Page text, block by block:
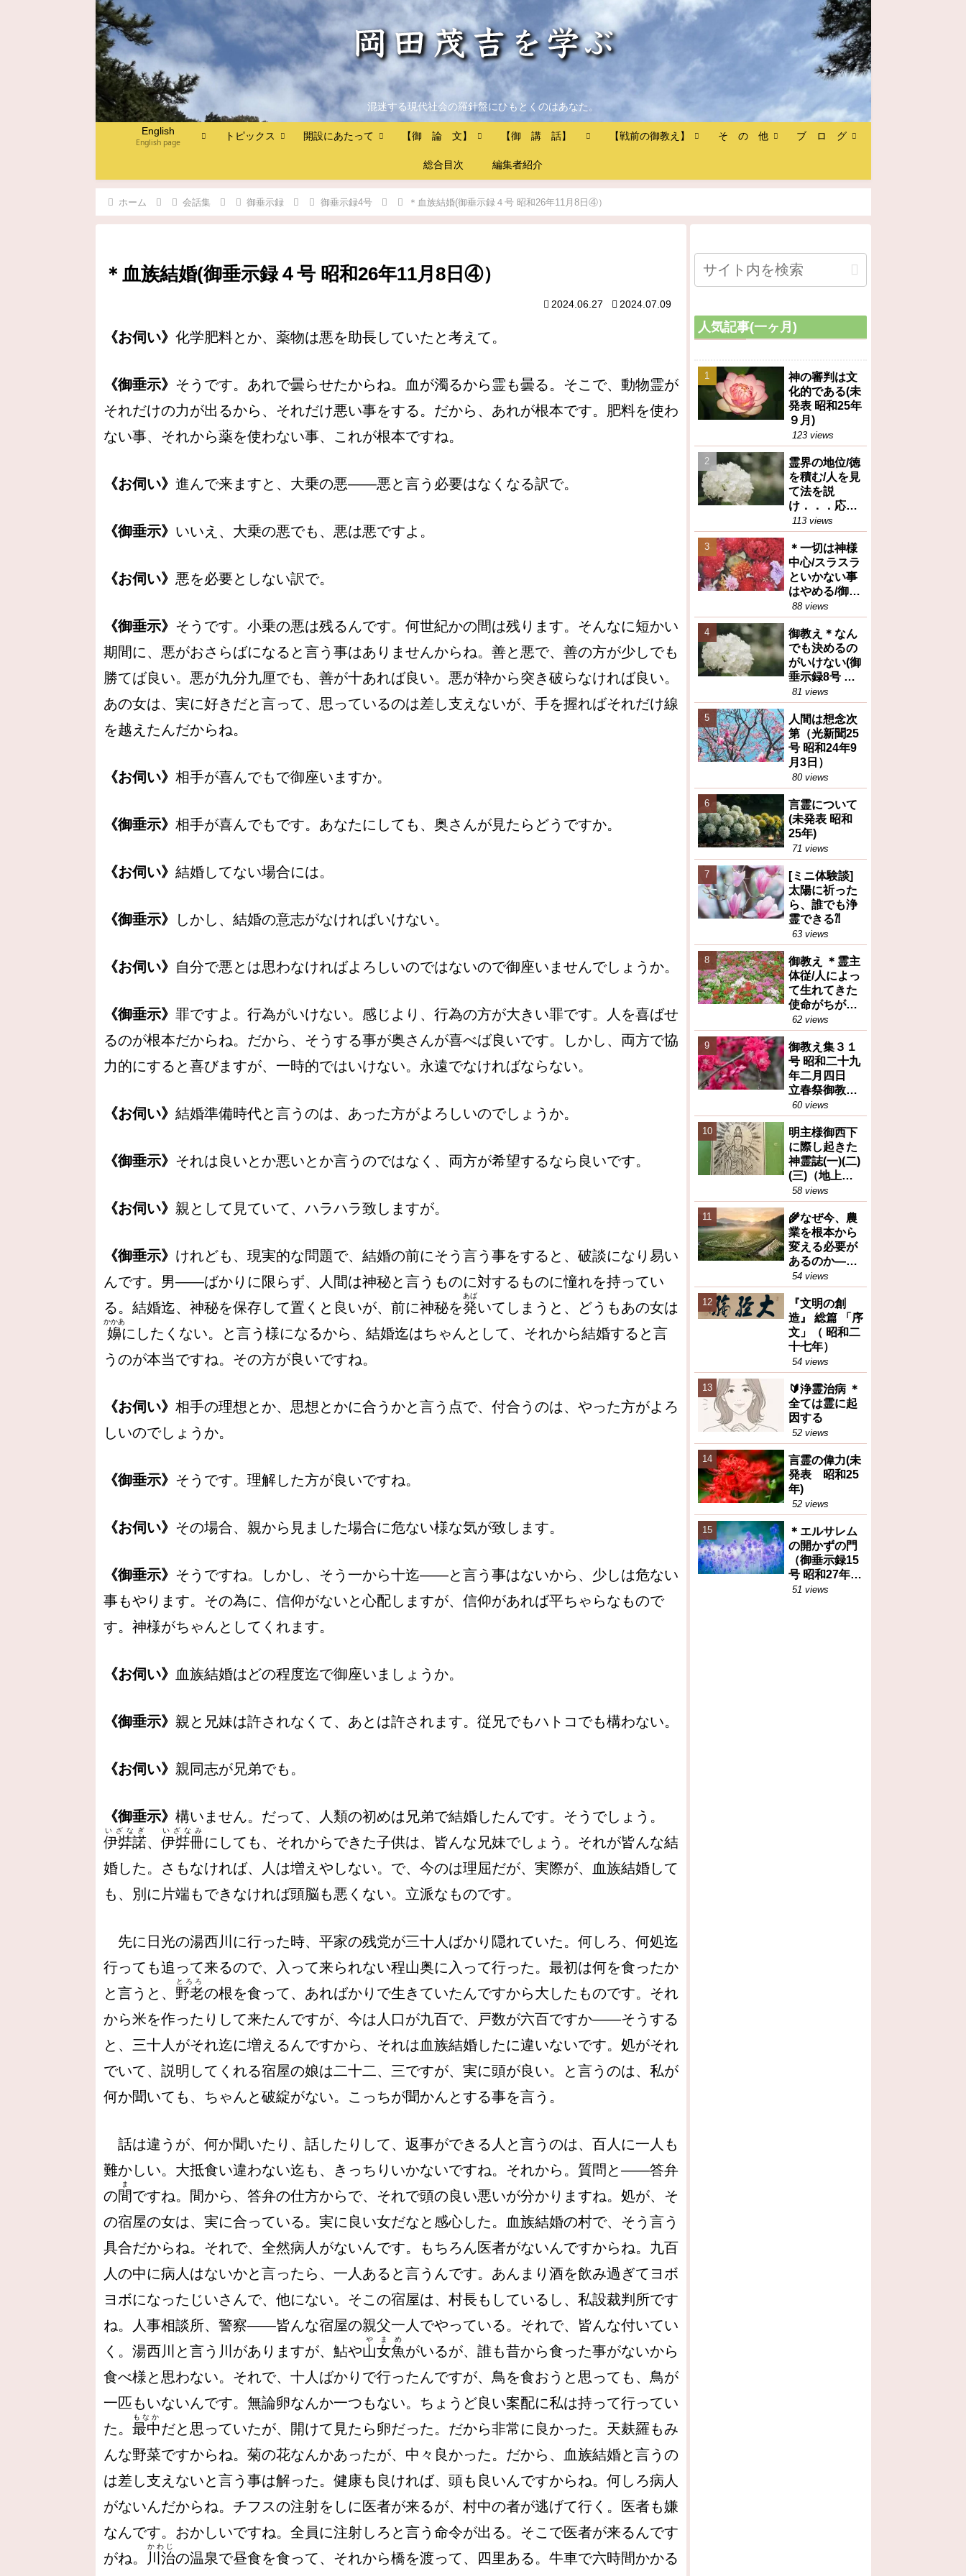
混迷する現代社会の羅針盤にひもとくのはあなた。
English
English page
トピックス 開設にあたって 【御 論 文】 【御 講 話】 【戦前の御教え】 そ の 他 ブ ロ グ
総合目次 編集者紹介
ホーム 会話集 御垂示録 御垂示録4号 ＊血族結婚(御垂示録４号 昭和26年11月8日④）
＊血族結婚(御垂示録４号 昭和26年11月8日④）
2024.06.27 2024.07.09
《お伺い》 化学肥料とか、薬物は悪を助長していたと考えて。
《御垂示》 そうです。あれで曇らせたからね。血が濁るから霊も曇る。そこで、動物霊が
それだけの力が出るから、それだけ悪い事をする。だから、あれが根本です。肥料を使わ
ない事、それから薬を使わない事、これが根本ですね。
《お伺い》 進んで来ますと、大乗の悪――悪と言う必要はなくなる訳で。
《御垂示》 いいえ、大乗の悪でも、悪は悪ですよ。
《お伺い》 悪を必要としない訳で。
《御垂示》 そうです。小乗の悪は残るんです。何世紀かの間は残ります。そんなに短かい
期間に、悪がおさらばになると言う事はありませんからね。善と悪で、善の方が少しでも
勝てば良い。悪が九分九厘でも、善が十あれば良い。悪が枠から突き破らなければ良い。
あの女は、実に好きだと言って、思っているのは差し支えないが、手を握ればそれだけ線
を越えたんだからね。
《お伺い》 相手が喜んでもで御座いますか。
《御垂示》 相手が喜んでもです。あなたにしても、奥さんが見たらどうですか。
《お伺い》 結婚してない場合には。
《御垂示》 しかし、結婚の意志がなければいけない。
《お伺い》 自分で悪とは思わなければよろしいのではないので御座いませんでしょうか。
《御垂示》 罪ですよ。行為がいけない。感じより、行為の方が大きい罪です。人を喜ばせ
るのが根本だからね。だから、そうする事が奥さんが喜べば良いです。しかし、両方で協
力的にすると喜びますが、一時的ではいけない。永遠でなければならない。
《お伺い》 結婚準備時代と言うのは、あった方がよろしいのでしょうか。
《御垂示》 それは良いとか悪いとか言うのではなく、両方が希望するなら良いです。
《お伺い》 親として見ていて、ハラハラ致しますが。
《御垂示》 けれども、現実的な問題で、結婚の前にそう言う事をすると、破談になり易い
んです。男――ばかりに限らず、人間は神秘と言うものに対するものに憧れを持ってい
る。結婚迄、神秘を保存して置くと良いが、前に神秘を発
あば
いてしまうと、どうもあの女は
嬶
かかあ
にしたくない。と言う様になるから、結婚迄はちゃんとして、それから結婚すると言
うのが本当ですね。その方が良いですね。
《お伺い》 相手の理想とか、思想とかに合うかと言う点で、付合うのは、やった方がよろ
しいのでしょうか。
《御垂示》 そうです。理解した方が良いですね。
《お伺い》 その場合、親から見ました場合に危ない様な気が致します。
《御垂示》 そうですね。しかし、そう一から十迄――と言う事はないから、少しは危ない
事もやります。その為に、信仰がないと心配しますが、信仰があれば平ちゃらなもので
す。神様がちゃんとしてくれます。
《お伺い》 血族結婚はどの程度迄で御座いましょうか。
《御垂示》 親と兄妹は許されなくて、あとは許されます。従兄でもハトコでも構わない。
《お伺い》 親同志が兄弟でも。
《御垂示》 構いません。だって、人類の初めは兄弟で結婚したんです。そうでしょう。
伊弉諾
いざなぎ
、 伊弉冊
いざなみ
にしても、それからできた子供は、皆んな兄妹でしょう。それが皆んな結
婚した。さもなければ、人は増えやしない。で、今のは理屈だが、実際が、血族結婚して
も、別に片端もできなければ頭脳も悪くない。立派なものです。
先に日光の湯西川に行った時、平家の残党が三十人ばかり隠れていた。何しろ、何処迄
行っても追って来るので、入って来られない程山奥に入って行った。最初は何を食ったか
と言うと、 野老
とろろ
の根を食って、あればかりで生きていたんですから大したものです。それ
から米を作ったりして来たんですが、今は人口が九百で、戸数が六百ですか――そうする
と、三十人がそれ迄に増えるんですから、それは血族結婚したに違いないです。処がそれ
でいて、説明してくれる宿屋の娘は二十二、三ですが、実に頭が良い。と言うのは、私が
何か聞いても、ちゃんと破綻がない。こっちが聞かんとする事を言う。
話は違うが、何か聞いたり、話したりして、返事ができる人と言うのは、百人に一人も
難かしい。大抵食い違わない迄も、きっちりいかないですね。それから。質問と――答弁
の間
ま
ですね。間から、答弁の仕方からで、それで頭の良い悪いが分かりますね。処が、そ
の宿屋の女は、実に合っている。実に良い女だなと感心した。血族結婚の村で、そう言う
具合だからね。それで、全然病人がないんです。もちろん医者がないんですからね。九百
人の中に病人はないかと言ったら、一人あると言うんです。あんまり酒を飲み過ぎてヨボ
ヨボになったじいさんで、他にない。そこの宿屋は、村長もしているし、私設裁判所です
ね。人事相談所、警察――皆んな宿屋の親父一人でやっている。それで、皆んな付いてい
く。湯西川と言う川がありますが、鮎や山女魚
やまめ
がいるが、誰も昔から食った事がないから
食べ様と思わない。それで、十人ばかりで行ったんですが、鳥を食おうと思っても、鳥が
一匹もいないんです。無論卵なんか一つもない。ちょうど良い案配に私は持って行ってい
た。 最中
もなか
だと思っていたが、開けて見たら卵だった。だから非常に良かった。天麸羅もみ
んな野菜ですからね。菊の花なんかあったが、中々良かった。だから、血族結婚と言うの
は差し支えないと言う事は解った。健康も良ければ、頭も良いんですからね。何しろ病人
がないんだからね。チフスの注射をしに医者が来るが、村中の者が逃げて行く。医者も嫌
なんです。おかしいですね。全員に注射しろと言う命令が出る。そこで医者が来るんです
がね。
川治
かわじ
の温泉で昼食を食って、それから橋を渡って、四里ある。牛車で六時間かかる
人気記事(一ヶ月)
神の審判は文
化的である(未
発表 昭和25年
９月)
123 views
霊界の地位/徳
を積む/人を見
て法を説
け．．．応身
（御垂示録16
号昭和27年12
月1日④）
113 views
＊一切は神様
中心/スラスラ
といかない事
はやめる/御任
せ（御垂示録
16号昭和27年
12月1日①）
88 views
御教え＊なん
でも決めるの
がいけない(御
垂示録8号 昭
和27年4月1日
②)
81 views
人間は想念次
第（光新聞25
号 昭和24年9
月3日）
80 views
言霊について
(未発表 昭和
25年)
71 views
[ミニ体験談]
太陽に祈った
ら、誰でも浄
霊できる⁈
63 views
御教え ＊霊主
体従/人によっ
て生れてきた
使命がちがう
(御教え集27号
昭和28年10月
6日③)
62 views
御教え集３１
号 昭和二十九
年二月四日
立春祭御教え
※人間が善と
か悪とか決め
るのは大変な
間違い等
60 views
明主様御西下
に際し起きた
神霊誌(一)(二)
(三)（地上天
国31号 昭和26
年12月25日）
58 views
🌾なぜ今、農
業を根本から
変える必要が
あるのか――
岡田茂吉が訴
えた食糧問題
の本質（トピ
ックス）
54 views
『文明の創
造』 総篇 「序
文」（ 昭和二
十七年）
54 views
🔰浄霊治病 ＊
全ては霊に起
因する
52 views
言霊の偉力(未
発表 昭和25
年)
52 views
＊エルサレム
の開かずの門
（御垂示録15
号 昭和27年11
月1日②）再
51 views